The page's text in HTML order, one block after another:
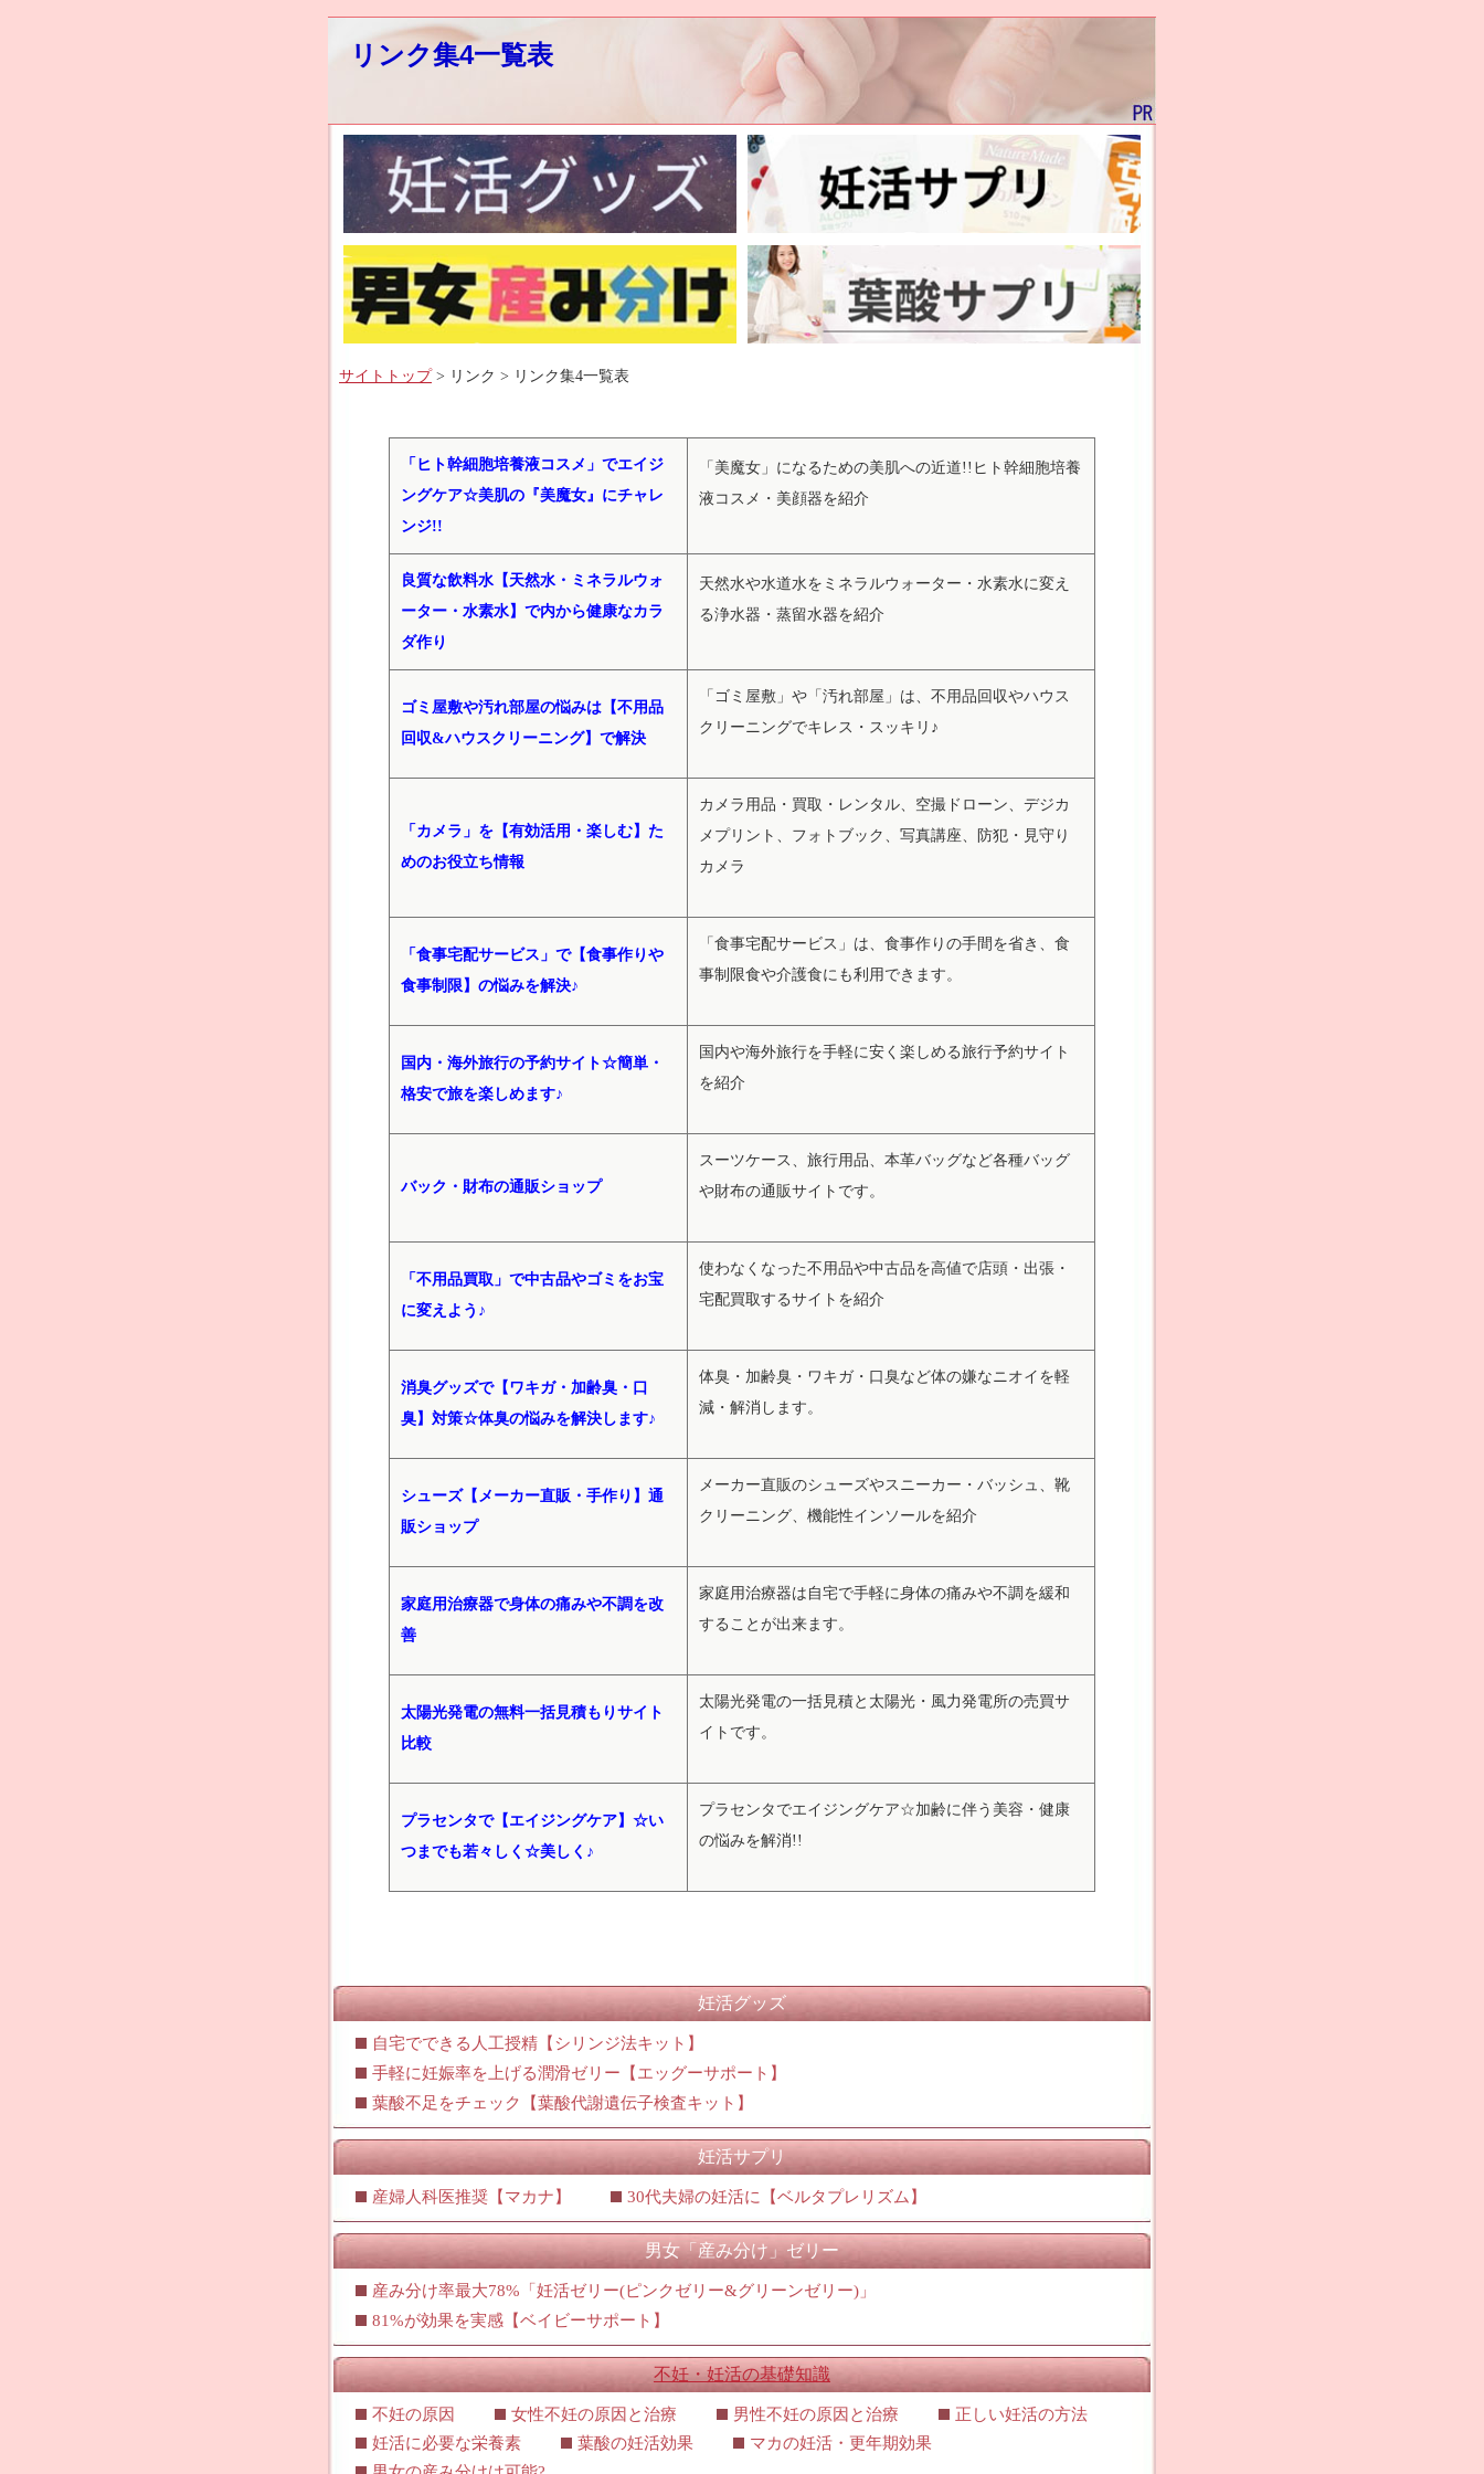
リンク集4一覧表
サイトトップ > リンク > リンク集4一覧表
「ヒト幹細胞培養液コスメ」でエイジ
ングケア☆美肌の『美魔女』にチャレ
ンジ!!
「美魔女」になるための美肌への近道!!ヒト幹細胞培養
液コスメ・美顔器を紹介
良質な飲料水【天然水・ミネラルウォ
ーター・水素水】で内から健康なカラ
ダ作り
天然水や水道水をミネラルウォーター・水素水に変え
る浄水器・蒸留水器を紹介
ゴミ屋敷や汚れ部屋の悩みは【不用品
回収&ハウスクリーニング】で解決
「ゴミ屋敷」や「汚れ部屋」は、不用品回収やハウス
クリーニングでキレス・スッキリ♪
「カメラ」を【有効活用・楽しむ】た
めのお役立ち情報
カメラ用品・買取・レンタル、空撮ドローン、デジカ
メプリント、フォトブック、写真講座、防犯・見守り
カメラ
「食事宅配サービス」で【食事作りや
食事制限】の悩みを解決♪
「食事宅配サービス」は、食事作りの手間を省き、食
事制限食や介護食にも利用できます。
国内・海外旅行の予約サイト☆簡単・
格安で旅を楽しめます♪
国内や海外旅行を手軽に安く楽しめる旅行予約サイト
を紹介
バック・財布の通販ショップ
スーツケース、旅行用品、本革バッグなど各種バッグ
や財布の通販サイトです。
「不用品買取」で中古品やゴミをお宝
に変えよう♪
使わなくなった不用品や中古品を高値で店頭・出張・
宅配買取するサイトを紹介
消臭グッズで【ワキガ・加齢臭・口
臭】対策☆体臭の悩みを解決します♪
体臭・加齢臭・ワキガ・口臭など体の嫌なニオイを軽
減・解消します。
シューズ【メーカー直販・手作り】通
販ショップ
メーカー直販のシューズやスニーカー・バッシュ、靴
クリーニング、機能性インソールを紹介
家庭用治療器で身体の痛みや不調を改
善
家庭用治療器は自宅で手軽に身体の痛みや不調を緩和
することが出来ます。
太陽光発電の無料一括見積もりサイト
比較
太陽光発電の一括見積と太陽光・風力発電所の売買サ
イトです。
プラセンタで【エイジングケア】☆い
つまでも若々しく☆美しく♪
プラセンタでエイジングケア☆加齢に伴う美容・健康
の悩みを解消!!
妊活グッズ
自宅でできる人工授精【シリンジ法キット】
手軽に妊娠率を上げる潤滑ゼリー【エッグーサポート】
葉酸不足をチェック【葉酸代謝遺伝子検査キット】
妊活サプリ
産婦人科医推奨【マカナ】 30代夫婦の妊活に【ベルタプレリズム】
男女「産み分け」ゼリー
産み分け率最大78%「妊活ゼリー(ピンクゼリー&グリーンゼリー)」
81%が効果を実感【ベイビーサポート】
不妊・妊活の基礎知識
不妊の原因 女性不妊の原因と治療 男性不妊の原因と治療
正しい妊活の方法
妊活に必要な栄養素
葉酸の妊活効果
マカの妊活・更年期効果